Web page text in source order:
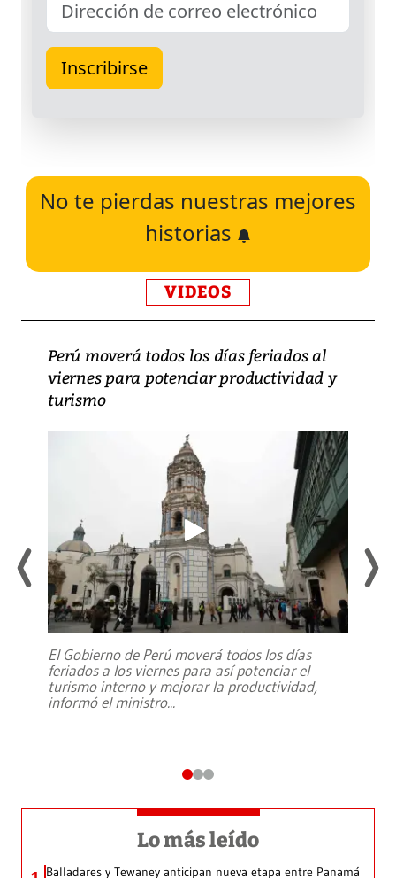
No te pierdas nuestras mejores
historias
VIDEOS
Perú moverá todos los días feriados al
viernes para potenciar productividad y
turismo
El Gobierno de Perú moverá todos los días
feriados a los viernes para así potenciar el
turismo interno y mejorar la productividad,
informó el ministro...
Lo más leído
Balladares y Tewaney anticipan nueva etapa entre Panamá